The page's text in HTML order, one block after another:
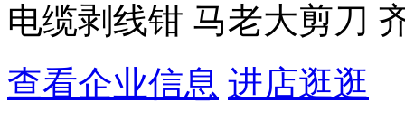
电缆剥线钳 马老大剪刀
查看企业信息 进店逛逛